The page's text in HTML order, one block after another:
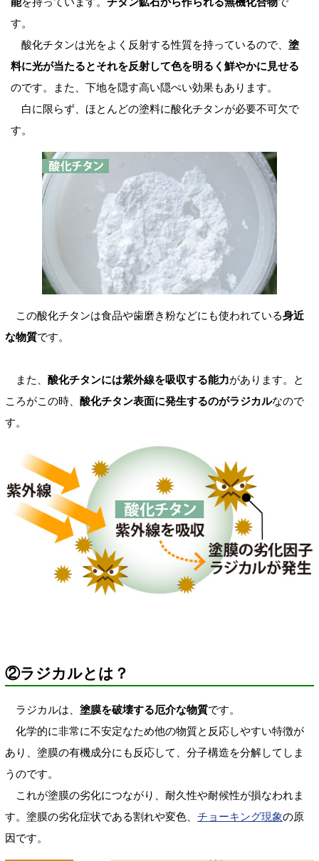
す。
酸化チタンは光をよく反射する性質を持っているので、 塗
料に光が当たるとそれを反射して色を明るく鮮やかに見せる
のです。また、下地を隠す高い隠ぺい効果もあります。
白に限らず、ほとんどの塗料に酸化チタンが必要不可欠で
す。
この酸化チタンは食品や歯磨き粉などにも使われている身近
な物質です。
また、 酸化チタンには紫外線を吸収する能力があります。と
ころがこの時、 酸化チタン表面に発生するのがラジカルなので
す。
②ラジカルとは？
ラジカルは、 塗膜を破壊する厄介な物質です。
化学的に非常に不安定なため他の物質と反応しやすい特徴が
あり、塗膜の有機成分にも反応して、分子構造を分解してしま
うのです。
これが塗膜の劣化につながり、耐久性や耐候性が損なわれま
す。塗膜の劣化症状である割れや変色、 チョーキング現象の原
因です。